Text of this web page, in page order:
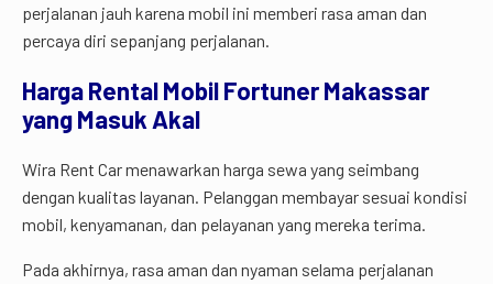
perjalanan jauh karena mobil ini memberi rasa aman dan
percaya diri sepanjang perjalanan.
Harga Rental Mobil Fortuner Makassar
yang Masuk Akal
Wira Rent Car menawarkan harga sewa yang seimbang
dengan kualitas layanan. Pelanggan membayar sesuai kondisi
mobil, kenyamanan, dan pelayanan yang mereka terima.
Pada akhirnya, rasa aman dan nyaman selama perjalanan